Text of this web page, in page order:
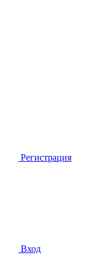
Регистрация
Вход